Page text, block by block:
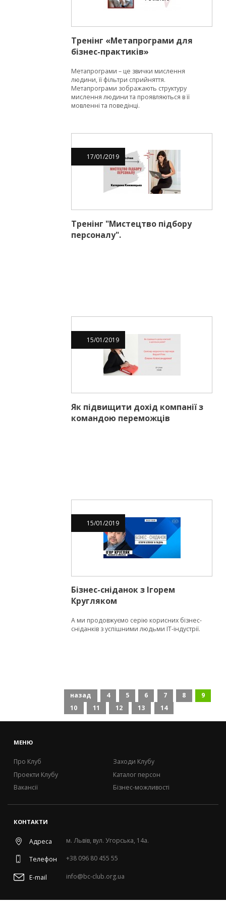
Тренінг «Метапрограми для
бізнес-практиків»
Метапрограми – це звички мислення
людини, її фільтри сприйняття.
Метапрограми зображають структуру
мислення людини та проявляються в її
мовленні та поведінці.
17/01/2019
Тренінг "Мистецтво підбору
персоналу".
15/01/2019
Як підвищити дохід компанії з
командою переможців
15/01/2019
Бізнес-сніданок з Ігорем
Кругляком
А ми продовжуємо серію корисних бізнес-
сніданків з успішними людьми ІТ-індустрії.
назад 4 5 6 7 8
9
10
11 12 13 14
МЕНЮ
Про Клуб
Проекти Клубу
Вакансії
Заходи Клубу
Каталог персон
Бізнес-можливості
КОНТАКТИ
Адреса м. Львів, вул. Угорська, 14а.
Телефон +38 096 80 455 55
E-mail info@bc-club.org.ua